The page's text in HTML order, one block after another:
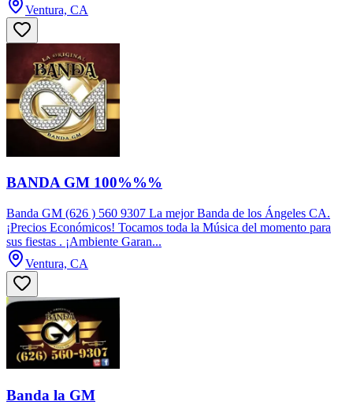
Ventura, CA
BANDA GM 100%%%
Banda GM (626 ) 560 9307 La mejor Banda de los Ángeles CA.
¡Precios Económicos! Tocamos toda la Música del momento para
sus fiestas . ¡Ambiente Garan...
Ventura, CA
Banda la GM